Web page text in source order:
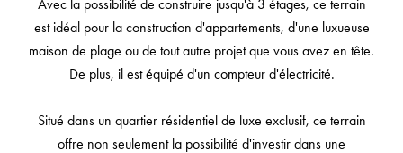
Avec la possibilité de construire jusqu'à 3 étages, ce terrain
est idéal pour la construction d'appartements, d'une luxueuse
maison de plage ou de tout autre projet que vous avez en tête.
De plus, il est équipé d'un compteur d'électricité.
Situé dans un quartier résidentiel de luxe exclusif, ce terrain
offre non seulement la possibilité d'investir dans une